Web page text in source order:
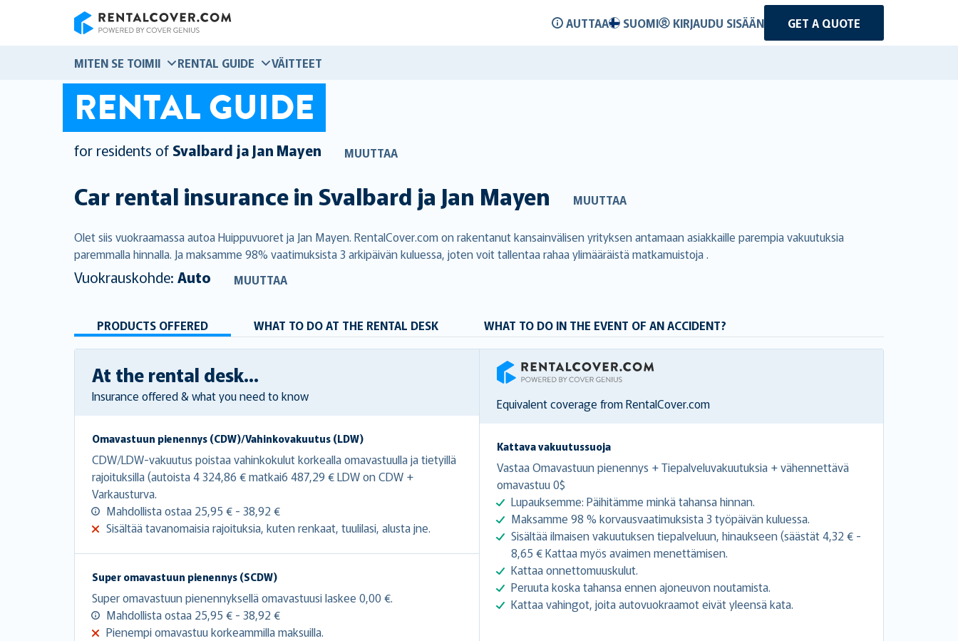
AUTTAA SUOMI KIRJAUDU SISÄÄN GET A QUOTE
MITEN SE TOIMII RENTAL GUIDE VÄITTEET
RENTAL GUIDE
for residents of Svalbard ja Jan Mayen MUUTTAA
Car rental insurance inSvalbard ja Jan Mayen MUUTTAA
Olet siis vuokraamassa autoa Huippuvuoret ja Jan Mayen. RentalCover.com on rakentanut kansainvälisen yrityksen antamaan asiakkaille parempia vakuutuksia
paremmalla hinnalla. Ja maksamme 98% vaatimuksista 3 arkipäivän kuluessa, joten voit tallentaa rahaa ylimääräistä matkamuistoja .
Vuokrauskohde: Auto MUUTTAA
PRODUCTS OFFERED WHAT TO DO AT THE RENTAL DESK WHAT TO DO IN THE EVENT OF AN ACCIDENT?
At the rental desk...
Insurance offered & what you need to know
Omavastuun pienennys (CDW)/Vahinkovakuutus (LDW)
CDW/LDW-vakuutus poistaa vahinkokulut korkealla omavastuulla ja tietyillä
rajoituksilla (autoista 4 324,86 € matkai6 487,29 € LDW on CDW +
Varkausturva.
Mahdollista ostaa 25,95 € - 38,92 €
Sisältää tavanomaisia rajoituksia, kuten renkaat, tuulilasi, alusta jne.
Super omavastuun pienennys (SCDW)
Super omavastuun pienennyksellä omavastuusi laskee 0,00 €.
Mahdollista ostaa 25,95 € - 38,92 €
Pienempi omavastuu korkeammilla maksuilla.
RentalCover
Equivalent coverage from RentalCover.com
Kattava vakuutussuoja
Vastaa Omavastuun pienennys + Tiepalveluvakuutuksia + vähennettävä
omavastuu 0$
Lupauksemme: Päihitämme minkä tahansa hinnan.
Maksamme 98 % korvausvaatimuksista 3 työpäivän kuluessa.
Sisältää ilmaisen vakuutuksen tiepalveluun, hinaukseen (säästät 4,32 € -
8,65 € Kattaa myös avaimen menettämisen.
Kattaa onnettomuuskulut.
Peruuta koska tahansa ennen ajoneuvon noutamista.
Kattaa vahingot, joita autovuokraamot eivät yleensä kata.